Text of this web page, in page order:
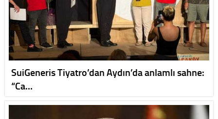
SuiGeneris Tiyatro’dan Aydın’da anlamlı sahne:
“Ca…